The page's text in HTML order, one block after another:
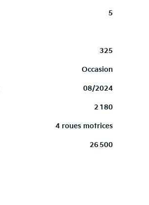
5
325
Occasion
08/2024
2 180
4 roues motrices
26 500